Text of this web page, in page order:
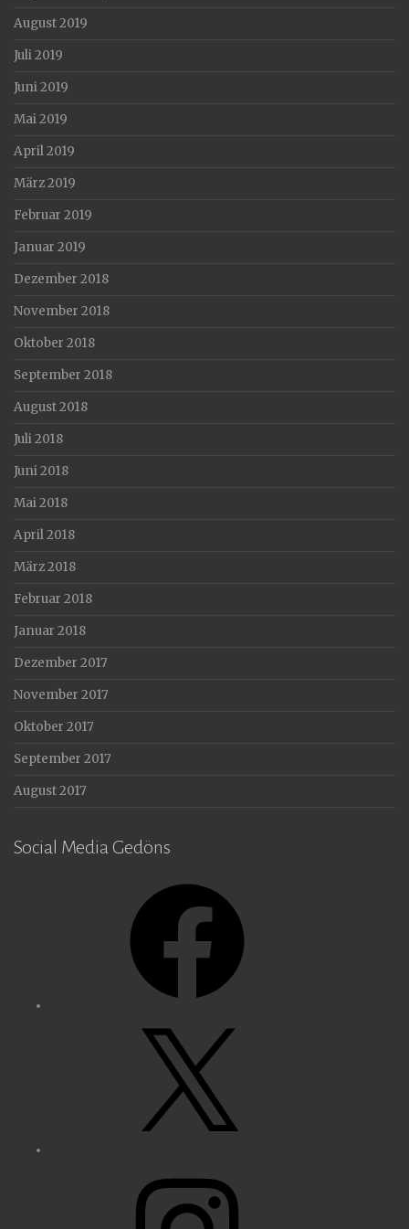
August 2019
Juli 2019
Juni 2019
Mai 2019
April 2019
März 2019
Februar 2019
Januar 2019
Dezember 2018
November 2018
Oktober 2018
September 2018
August 2018
Juli 2018
Juni 2018
Mai 2018
April 2018
März 2018
Februar 2018
Januar 2018
Dezember 2017
November 2017
Oktober 2017
September 2017
August 2017
Social Media Gedöns